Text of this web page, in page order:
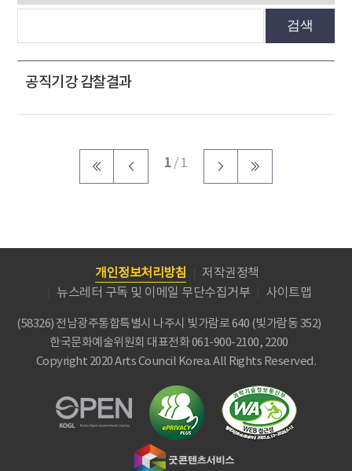
검색
공직기강 감찰결과
1/ 1
개인정보처리방침
저작권정책
뉴스레터 구독 및 이메일 무단수집거부
사이트맵
(58326) 전남광주통합특별시 나주시 빛가람로 640 (빛가람동 352)
한국문화예술위원회 대표전화 061-900-2100, 2200
Copyright 2020 Arts Council Korea. All Rights Reserved.